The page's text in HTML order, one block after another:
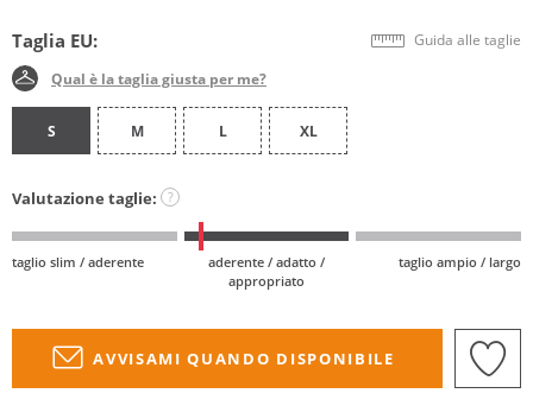
Taglia EU: Guida alle taglie
Qual è la taglia giusta per me?
S M L XL
Valutazione taglie: ?
taglio slim / aderente
aderente / adatto /
appropriato
taglio ampio / largo
AVVISAMI QUANDO DISPONIBILE